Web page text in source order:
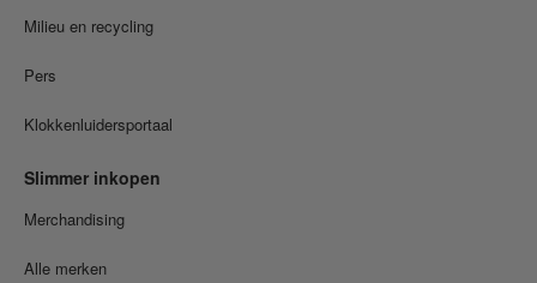
Milieu en recycling
Pers
Klokkenluidersportaal
Slimmer inkopen
Merchandising
Alle merken